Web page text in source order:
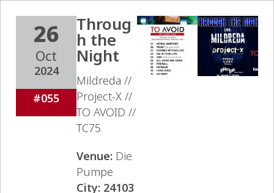
26
Oct
2024
#055
Throug
h the
Night
Mildreda //
Project-X //
TO AVOID //
TC75
Venue: Die
Pumpe
City: 24103